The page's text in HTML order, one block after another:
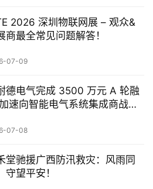
链
07-16
2026 深圳物联网展 – 观众&
07-09
德电气完成 3500 万元 A 轮融
07-08